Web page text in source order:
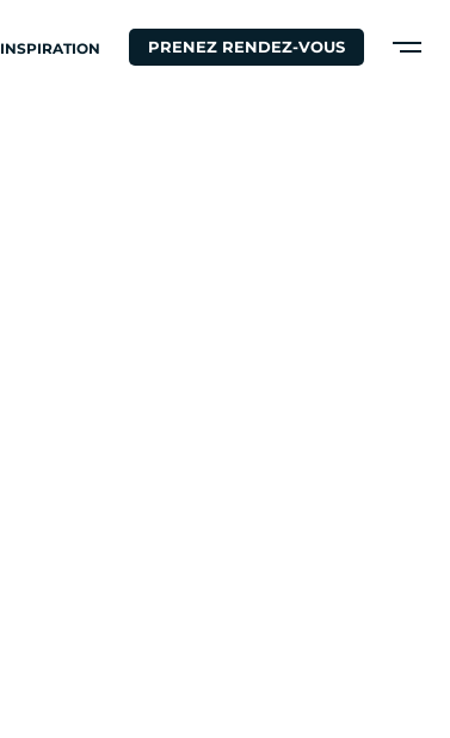
INSPIRATION PRENEZ RENDEZ-VOUS